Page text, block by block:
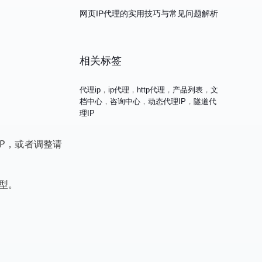
，或者调整请
网页IP代理的实用技巧与常见问题解析
相关标签
代理ip ， ip代理 ， http代理 ， 产品列表 ， 文
档中心 ， 咨询中心 ， 动态代理IP ， 隧道代
理IP